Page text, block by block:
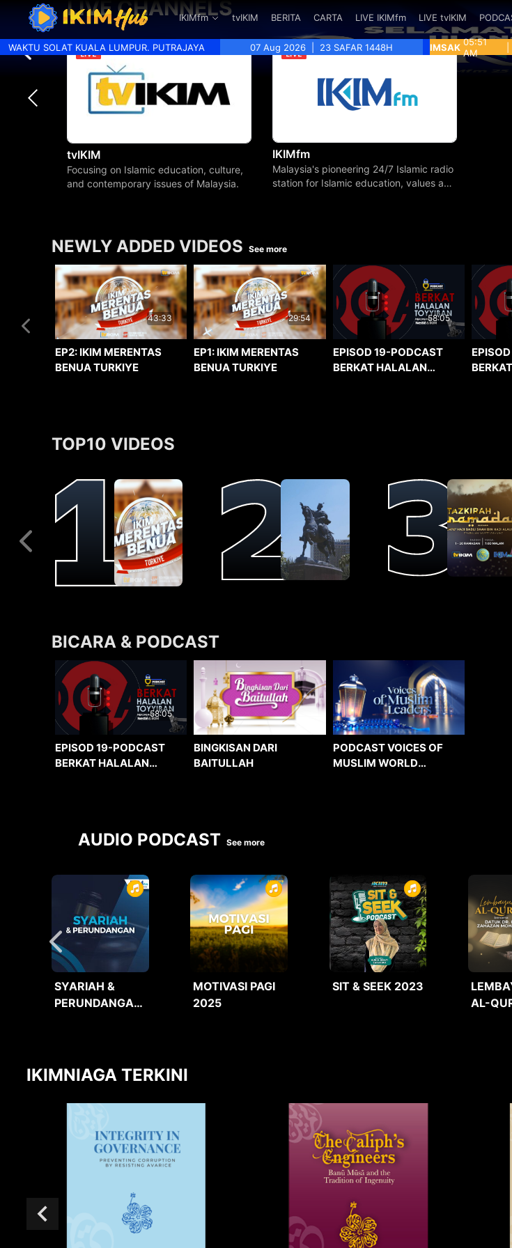
IKIMfm tvIKIM BERITA CARTA LIVE IKIMfm LIVE tvIKIM
WAKTU SOLAT KUALA LUMPUR. PUTRAJAYA 07 Aug 2026 23 SAFAR 1448H IMSAK 05:51
AM
LIVE CHANNELS
tvIKIM
Focusing on Islamic education, culture,
and contemporary issues of Malaysia.
IKIMfm
Malaysia's pioneering 24/7 Islamic radio
station for Islamic education, values and
NEWLY ADDED VIDEOS See more
43:33
EP2: IKIM MERENTAS
BENUA TURKIYE
29:54
EP1: IKIM MERENTAS
BENUA TURKIYE
58:05
EPISOD 19-PODCAST
BERKAT HALALAN
TOP10 VIDEOS
BICARA & PODCAST
58:05
EPISOD 19-PODCAST
BERKAT HALALAN
BINGKISAN DARI
BAITULLAH
PODCAST VOICES OF
MUSLIM WORLD
AUDIO PODCAST See more
SYARIAH &
PERUNDANGAN
MOTIVASI PAGI
2025
SIT & SEEK 2023
AL-
IKIMNIAGA TERKINI